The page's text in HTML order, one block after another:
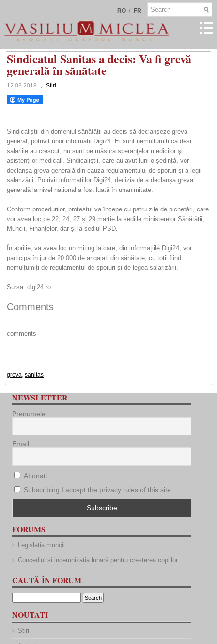
RO / FR
Sindicatul Sanitas a decis: Va fi grevă
generală în sănătate
12.03.2018 Stiri
Sindicaliștii din domeniul sănătății au decis să declanșeze greva
general, potrivit unor informații Digi24. Ei sunt nemulțumiți că deși
salariile au crescut, nu sunt pe măsura speranţelor medicilor şi
asistenţilor medicali. Sindicaliştii, care au avut luni o ședință, vor
declanșa greva generală din cauza regulamentului de sporuri şi a legii
salarizării. Potrivit informațiilor Digi24, decizia de a declanșa greva
generală la nivel național a fost luată în unanimitate.
Conform procedurilor, protestul va începe cu patru zile de pichetări, care
vor avea loc pe 22, 24, 27 și 29 martie la sediile ministerelor Sănătății,
Muncii, Finanțelor, dar și la sediul PSD.
În aprilie, va avea loc un miting la care, din informațiile Digi24, vor
participa în jur de 20.000 de angajați din sănătate, cu toții fiind
nemulțumiți de regulamentul de sporuri și de legea salarizării.
Sursa: digi24.ro
Comments
comments
greva, sanitas
NEWSLETTER
Prenumele
Email
Abonați
Subscribing I accept the privacy rules of this site
FORUMS
Legislația muncii
Concediul și indemnizația lunară pentru creșterea copiilor
CAUTĂ ÎN FORUM
NOUTATI
Stiri